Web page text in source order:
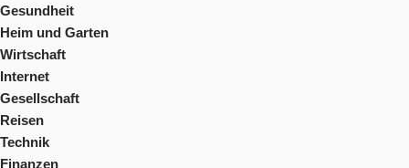
Gesundheit
Heim und Garten
Wirtschaft
Internet
Gesellschaft
Reisen
Technik
Finanzen